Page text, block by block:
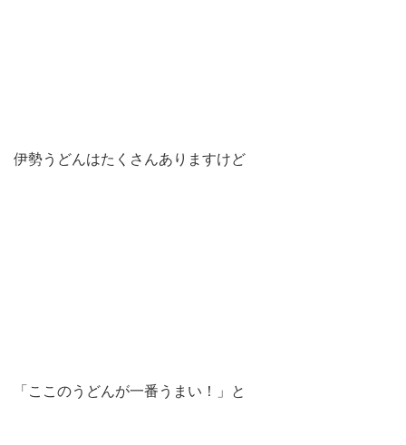
伊勢うどんはたくさんありますけど
「ここのうどんが一番うまい！」と